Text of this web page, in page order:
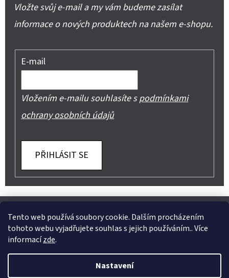
Tento web používá soubory cookie. Dalším procházením
tohoto webu vyjadřujete souhlas s jejich používáním.. Více
informacízde.
Nastavení
Vložte svůj e-mail a my vám budeme zasílat
informace o nových produktech na našem e-shopu.
E-mail
Vložením e-mailu souhlasíte spodmínkami
ochrany osobních údajů
PŘIHLÁSIT SE
Z
P
A
T